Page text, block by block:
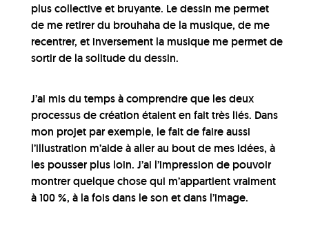
plus collective et bruyante. Le dessin me permet
de me retirer du brouhaha de la musique, de me
recentrer, et inversement la musique me permet de
sortir de la solitude du dessin.
J’ai mis du temps à comprendre que les deux
processus de création étaient en fait très liés. Dans
mon projet par exemple, le fait de faire aussi
l’illustration m’aide à aller au bout de mes idées, à
les pousser plus loin. J’ai l’impression de pouvoir
montrer quelque chose qui m’appartient vraiment
à 100 %, à la fois dans le son et dans l’image.